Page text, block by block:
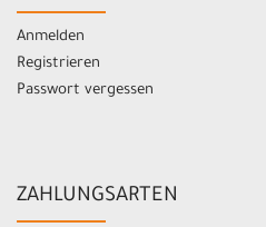
Anmelden
Registrieren
Passwort vergessen
ZAHLUNGSARTEN